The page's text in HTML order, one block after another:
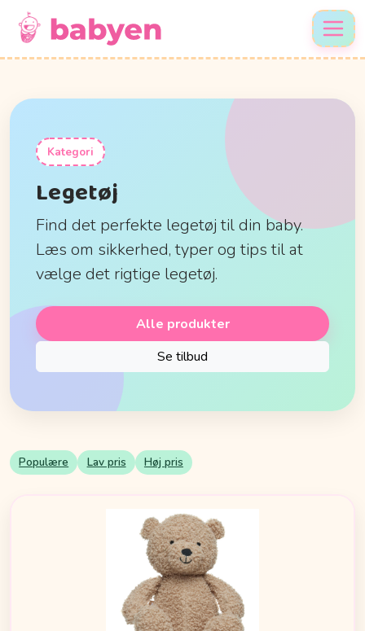
Kategori
Legetøj
Find det perfekte legetøj til din baby.
Læs om sikkerhed, typer og tips til at
vælge det rigtige legetøj.
Alle produkter
Se tilbud
Populære Lav pris Høj pris